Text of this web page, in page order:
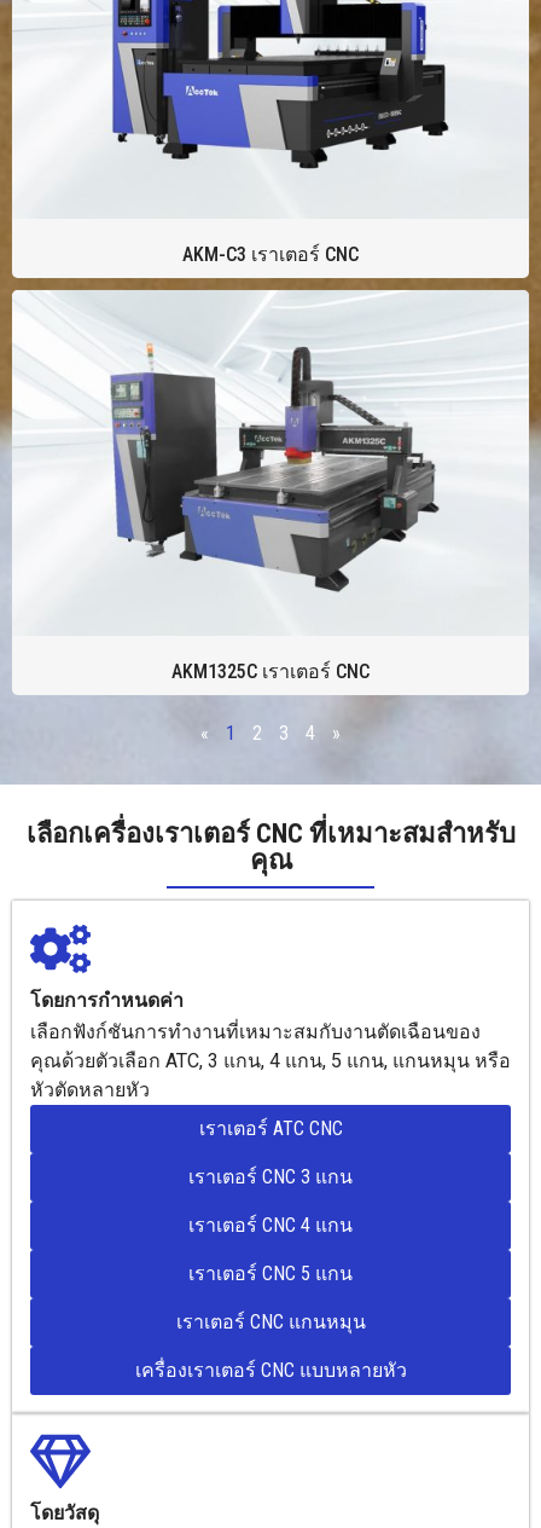
AKM-C3 เราเตอร์ CNC
AKM1325C เราเตอร์ CNC
« 1 2 3 4 »
เลือกเครื่องเราเตอร์ CNC ที่เหมาะสมสำหรับ
คุณ
โดยการกำหนดค่า
เลือกฟังก์ชันการทำงานที่เหมาะสมกับงานตัดเฉือนของ
คุณด้วยตัวเลือก ATC, 3 แกน, 4 แกน, 5 แกน, แกนหมุน หรือ
หัวตัดหลายหัว
เราเตอร์ ATC CNC
เราเตอร์ CNC 3 แกน
เราเตอร์ CNC 4 แกน
เราเตอร์ CNC 5 แกน
เราเตอร์ CNC แกนหมุน
เครื่องเราเตอร์ CNC แบบหลายหัว
โดยวัสดุ